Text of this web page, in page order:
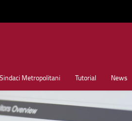
Metropolitani Tutorial News